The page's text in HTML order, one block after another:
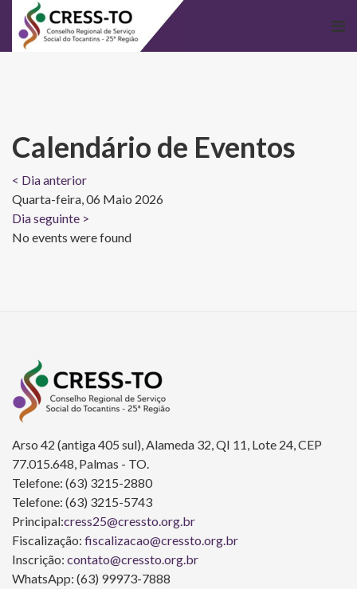
Calendário de Eventos
< Dia anterior
Quarta-feira, 06 Maio 2026
Dia seguinte >
No events were found
Arso 42 (antiga 405 sul), Alameda 32, QI 11, Lote 24, CEP
77.015.648, Palmas - TO.
Telefone: (63) 3215-2880
Telefone: (63) 3215-5743
Principal:cress25@cressto.org.br
Fiscalização: fiscalizacao@cressto.org.br
Inscrição: contato@cressto.org.br
WhatsApp: (63) 99973-7888